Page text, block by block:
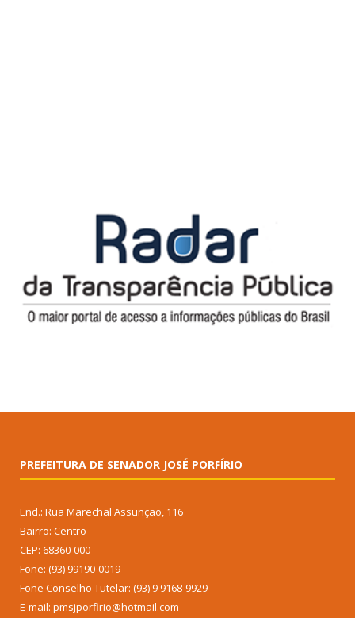
PREFEITURA DE SENADOR JOSÉ PORFÍRIO
End.: Rua Marechal Assunção, 116
Bairro: Centro
CEP: 68360-000
Fone: (93) 99190-0019
Fone Conselho Tutelar: (93) 9 9168-9929
E-mail: pmsjporfirio@hotmail.com